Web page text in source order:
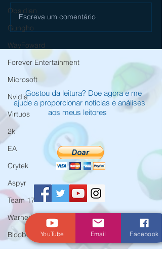
Obsidian
Gungho
WayFoward
Forever Entertainment
Microsoft
Nvidia
Virtuos
2k
EA
Crytek
Aspyr
Team 17
WarnerBros
Bloober Team
Microids
[Review] Mullet Madjack é
insando e com sintetizadores no
Escreva um comentário
© Criado por Andrey Daher Coelho.
Gostou da leitura? Doe agora e me
ajude a proporcionar notícias e análises
aos meus leitores
YouTube Email Facebook